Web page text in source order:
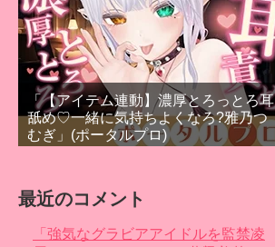
「【アイテム連動】濃厚とろっとろ耳
舐め♡一緒に気持ちよくなろ?雅乃つ
むぎ」(ポータルプロ)
最近のコメント
「強気なグラビアアイドルを監禁凌